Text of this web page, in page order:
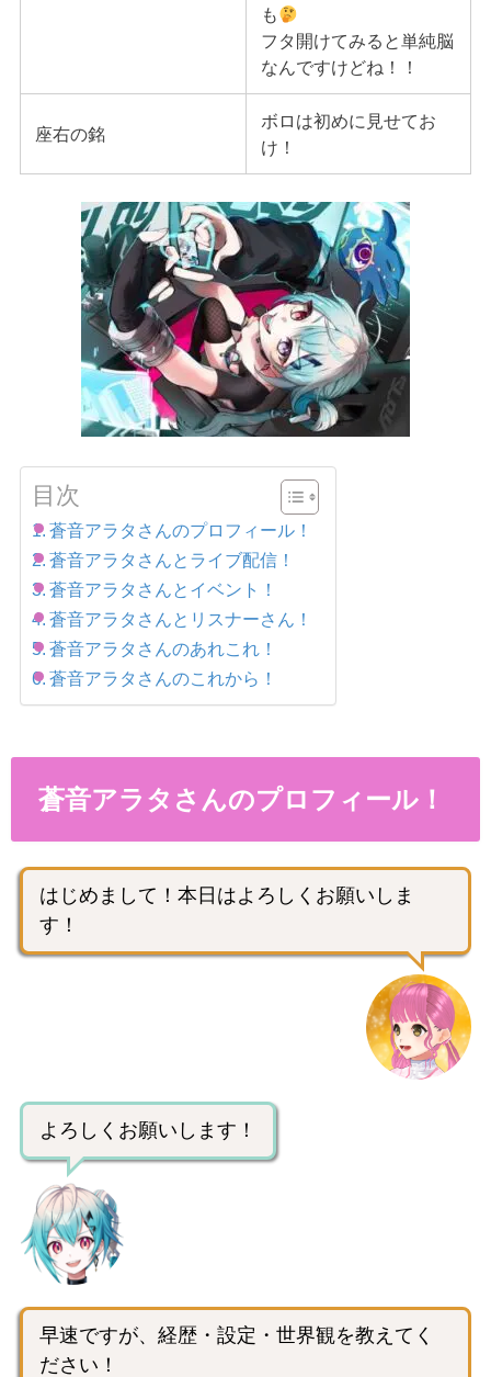
も
フタ開けてみると単純脳
なんですけどね！！
座右の銘
ボロは初めに見せてお
け！
目次
蒼音アラタさんのプロフィール！
蒼音アラタさんとライブ配信！
蒼音アラタさんとイベント！
蒼音アラタさんとリスナーさん！
蒼音アラタさんのあれこれ！
蒼音アラタさんのこれから！
蒼音アラタさんのプロフィール！
はじめまして！本日はよろしくお願いしま
す！
よろしくお願いします！
早速ですが、経歴・設定・世界観を教えてく
ださい！